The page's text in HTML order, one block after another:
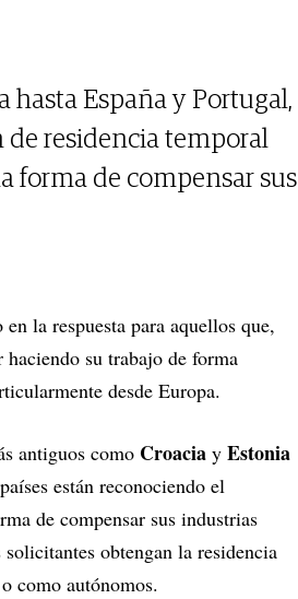
hasta España y Portugal,
de residencia temporal
forma de compensar sus
la respuesta para aquellos que,
su trabajo de forma
desde Europa.
antiguos como Croacia y Estonia
están reconociendo el
de compensar sus industrias
obtengan la residencia
como autónomos.